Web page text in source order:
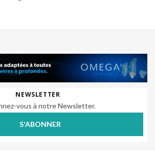
NEWSLETTER
vous à notre Newsletter.
S'ABONNER